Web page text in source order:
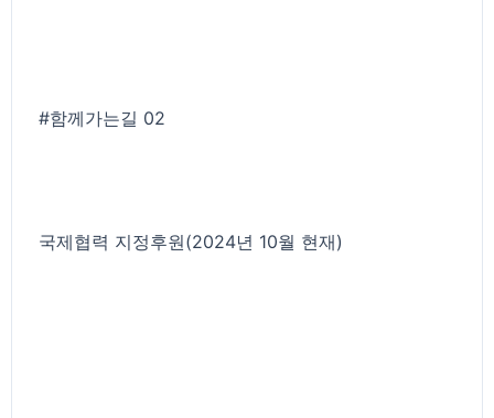
#함께가는길 02
국제협력 지정후원(2024년 10월 현재)